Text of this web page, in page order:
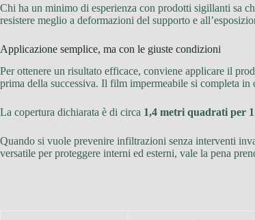
Chi ha un minimo di esperienza con prodotti sigillanti sa
resistere meglio a deformazioni del supporto e
Applicazione semplice, ma con le giuste condizioni
Per ottenere un risultato efficace, conviene applicare il
prima della successiva. Il film impermeabile si completa in
La copertura dichiarata è di circa 1,4 metri quadrati per
Quando si vuole prevenire infiltrazioni senza interventi
versatile per proteggere interni ed esterni, vale la pena